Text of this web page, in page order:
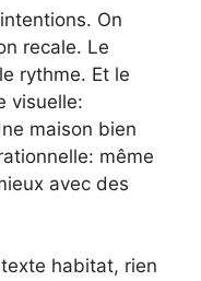
On
recale. Le
rythme. Et le
visuelle:
maison bien
même
avec des
habitat, rien